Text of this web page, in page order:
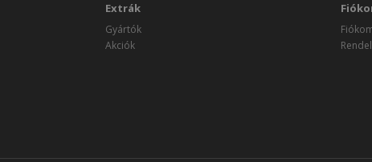
Extrák
Gyártók
Akciók